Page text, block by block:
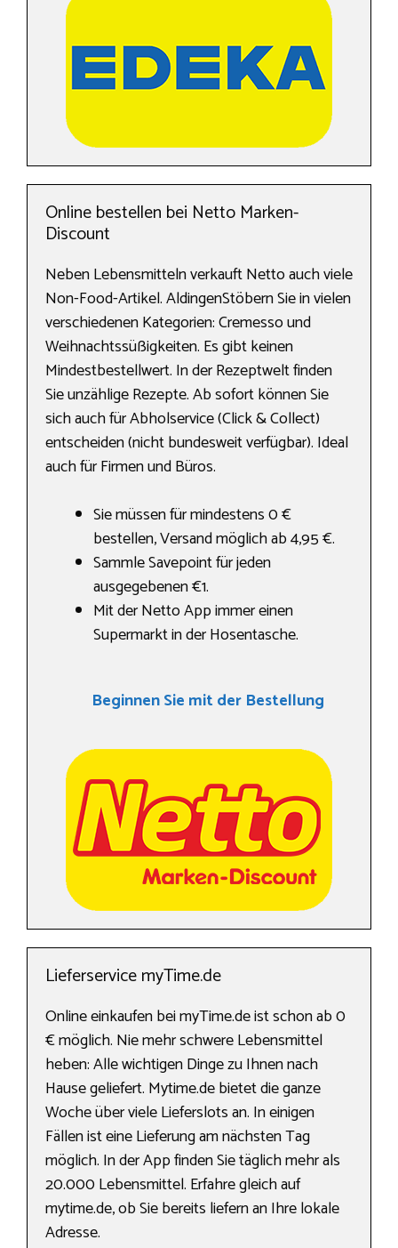
Online bestellen bei Netto Marken-
Discount
Neben Lebensmitteln verkauft Netto auch viele
Non-Food-Artikel. AldingenStöbern Sie in vielen
verschiedenen Kategorien: Cremesso und
Weihnachtssüßigkeiten. Es gibt keinen
Mindestbestellwert. In der Rezeptwelt finden
Sie unzählige Rezepte. Ab sofort können Sie
sich auch für Abholservice (Click & Collect)
entscheiden (nicht bundesweit verfügbar). Ideal
auch für Firmen und Büros.
Sie müssen für mindestens 0 €
bestellen, Versand möglich ab 4,95 €.
Sammle Savepoint für jeden
ausgegebenen €1.
Mit der Netto App immer einen
Supermarkt in der Hosentasche.
Beginnen Sie mit der Bestellung
Lieferservice myTime.de
Online einkaufen bei myTime.de ist schon ab 0
€ möglich. Nie mehr schwere Lebensmittel
heben: Alle wichtigen Dinge zu Ihnen nach
Hause geliefert. Mytime.de bietet die ganze
Woche über viele Lieferslots an. In einigen
Fällen ist eine Lieferung am nächsten Tag
möglich. In der App finden Sie täglich mehr als
20.000 Lebensmittel. Erfahre gleich auf
mytime.de, ob Sie bereits liefern an Ihre lokale
Adresse.